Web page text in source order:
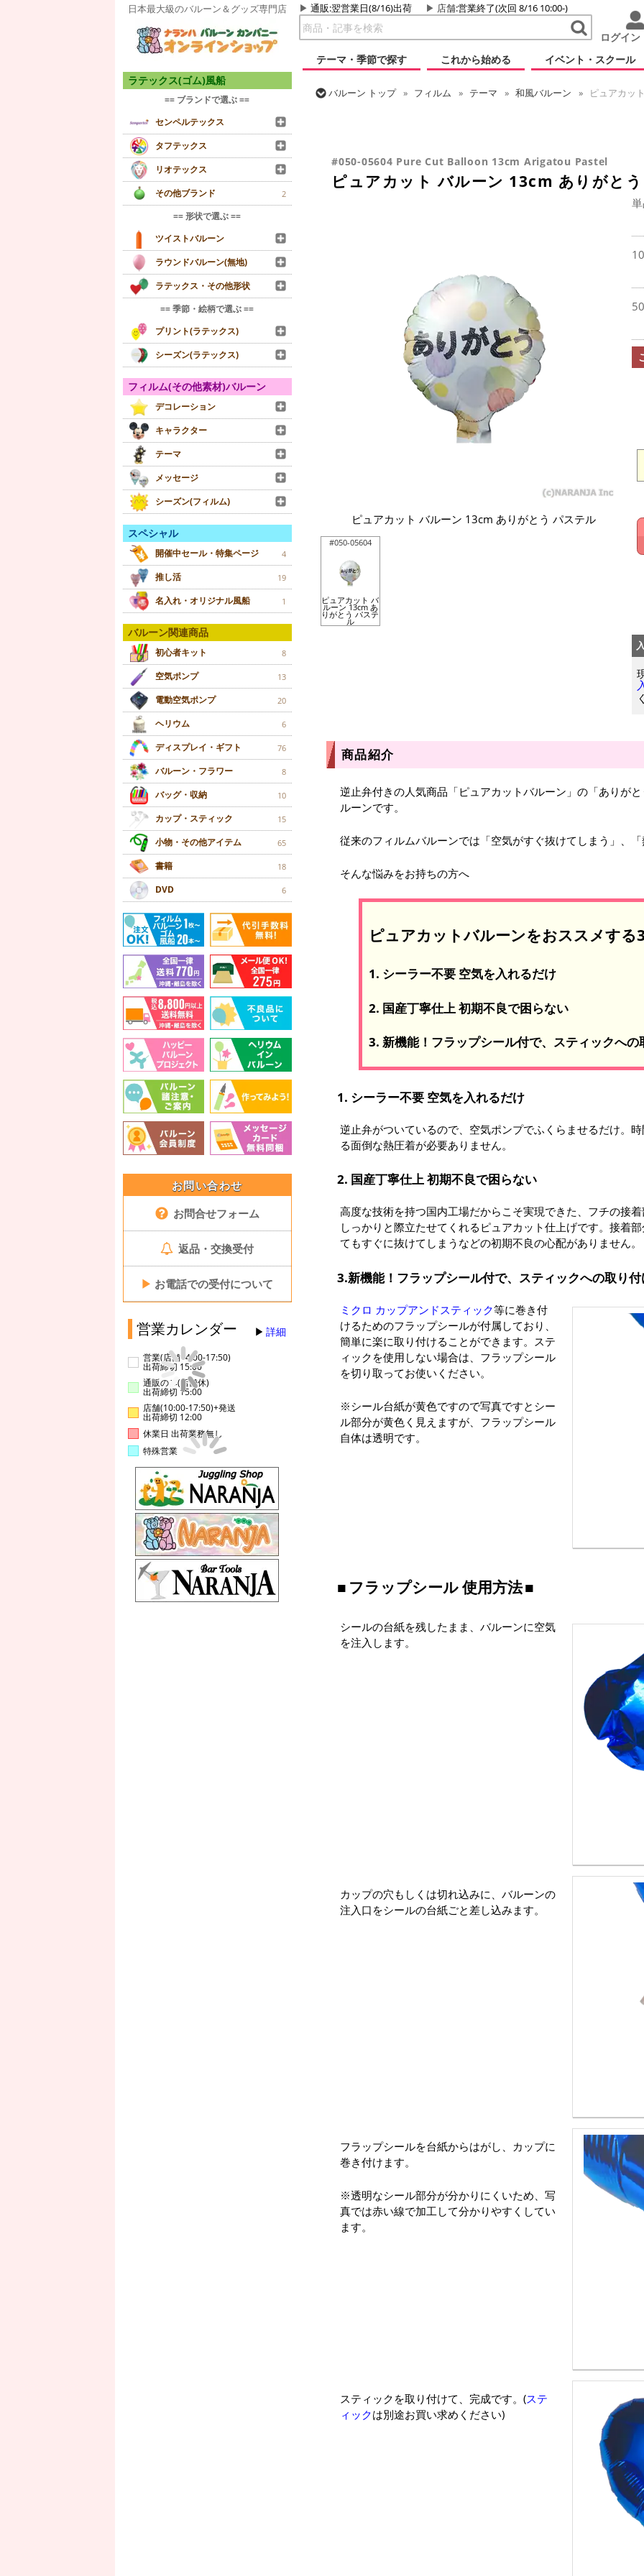
日本最大級のバルーン＆グッズ専門店 通販:翌営業日(8/16)出荷 店舗:営業終了(次回 8/16 10:00-)
ログイン
テーマ・季節で探す
これから始める イベント・スクール
ラテックス(ゴム)風船
== ブランドで選ぶ ==
センペルテックス
タフテックス
リオテックス
その他ブランド
2
== 形状で選ぶ ==
ツイストバルーン
ラウンドバルーン(無地)
ラテックス・その他形状
== 季節・絵柄で選ぶ ==
プリント(ラテックス)
シーズン(ラテックス)
フィルム(その他素材)バルーン
デコレーション
キャラクター
テーマ
メッセージ
シーズン(フィルム)
スペシャル
開催中セール・特集ページ 4
推し活 19
名入れ・オリジナル風船 1
バルーン関連商品
初心者キット 8
空気ポンプ 13
電動空気ポンプ 20
ヘリウム 6
ディスプレイ・ギフト 76
バルーン・フラワー 8
バッグ・収納 10
カップ・スティック 15
小物・その他アイテム 65
書籍 18
DVD 6
お問い合わせ
お問合せフォーム
返品・交換受付
▶ お電話での受付について
営業カレンダー 詳細
営業(店舗14:00-17:50)
出荷締切 15:00
通販のみ(店舗休)
出荷締切 15:00
店舗(10:00-17:50)+発送
出荷締切 12:00
休業日 出荷業務無し
特殊営業
バルーン トップ フィルム テーマ 和風バルーン
ピュアカッ
#050-05604 Pure Cut Balloon 13cm Arigatou Pastel
ピュアカット バルーン 13cm ありがと
ピュアカット バルーン 13cm ありがとう パステル
#050-05604
ピュアカット バ
ルーン 13cm あ
りがとう パステ
ル
商品紹介
逆止弁付きの人気商品「ピュアカットバルーン」の「ありが
ルーンです。
従来のフィルムバルーンでは「空気がすぐ抜けてしまう」、
そんな悩みをお持ちの方へ
ピュアカットバルーンをおススメする
1. シーラー不要 空気を入れるだけ
2. 国産丁寧仕上 初期不良で困らない
3. 新機能！フラップシール付で、スティックへ
1. シーラー不要 空気を入れるだけ
逆止弁がついているので、空気ポンプでふくらませるだけ。
る面倒な熱圧着が必要ありません。
2. 国産丁寧仕上 初期不良で困らない
高度な技術を持つ国内工場だからこそ実現できた、フチの接
しっかりと際立たせてくれるピュアカット仕上げです。接着
てもすぐに抜けてしまうなどの初期不良の心配がありません。
3.新機能！フラップシール付で、スティックへの取り
ミクロ カップアンドスティック等に巻き付
けるためのフラップシールが付属しており、
簡単に楽に取り付けることができます。ステ
ィックを使用しない場合は、フラップシール
を切り取ってお使いください。
※シール台紙が黄色ですので写真ですとシー
ル部分が黄色く見えますが、フラップシール
自体は透明です。
フラップシール 使用方法
シールの台紙を残したまま、バルーンに空気
を注入します。
カップの穴もしくは切れ込みに、バルーンの
注入口をシールの台紙ごと差し込みます。
フラップシールを台紙からはがし、カップに
巻き付けます。
※透明なシール部分が分かりにくいため、写
真では赤い線で加工して分かりやすくしてい
ます。
スティックを取り付けて、完成です。(ステ
ィックは別途お買い求めください)